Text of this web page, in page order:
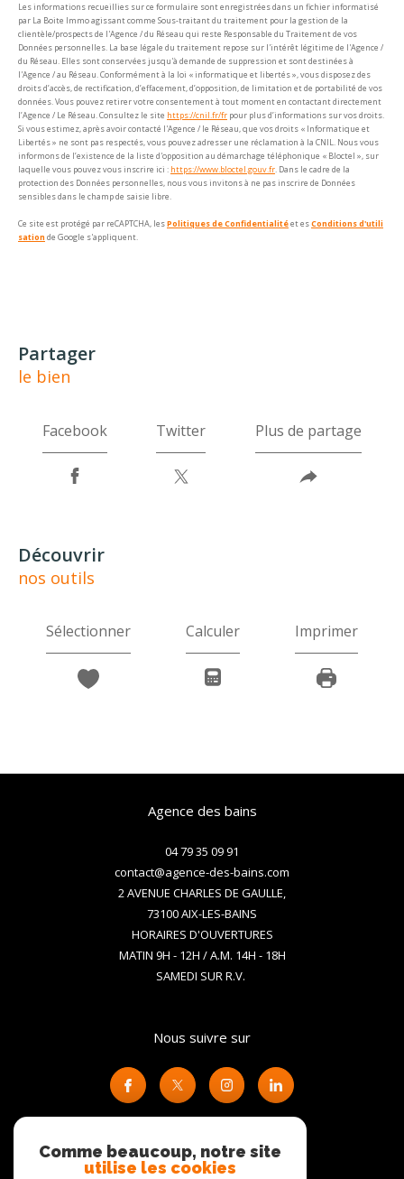
Les informations recueillies sur ce formulaire sont enregistrées dans un fichier informatisé
par La Boite Immo agissant comme Sous-traitant du traitement pour la gestion de la
clientèle/prospects de l'Agence / du Réseau qui reste Responsable du Traitement de vos
Données personnelles. La base légale du traitement repose sur l'intérêt légitime de l'Agence /
du Réseau. Elles sont conservées jusqu'à demande de suppression et sont destinées à
l'Agence / au Réseau. Conformément à la loi « informatique et libertés », vous disposez des
droits d’accès, de rectification, d’effacement, d’opposition, de limitation et de portabilité de vos
données. Vous pouvez retirer votre consentement à tout moment en contactant directement
l’Agence / Le Réseau. Consultez le site https://cnil.fr/fr pour plus d’informations sur vos droits.
Si vous estimez, après avoir contacté l'Agence / le Réseau, que vos droits « Informatique et
Libertés » ne sont pas respectés, vous pouvez adresser une réclamation à la CNIL. Nous vous
informons de l’existence de la liste d'opposition au démarchage téléphonique « Bloctel », sur
laquelle vous pouvez vous inscrire ici : https://www.bloctel.gouv.fr. Dans le cadre de la
protection des Données personnelles, nous vous invitons à ne pas inscrire de Données
sensibles dans le champ de saisie libre.
Ce site est protégé par reCAPTCHA, lesPolitiques de Confidentialitéet esConditions d'utili
sation de Google s'appliquent.
partager
le bien
Facebook Twitter Plus de partage
découvrir
nos outils
Sélectionner Calculer Imprimer
Agence des bains
04 79 35 09 91
contact@agence-des-bains.com
2 AVENUE CHARLES DE GAULLE,
73100
AIX-LES-BAINS
HORAIRES D'OUVERTURES
MATIN 9H - 12H / A.M. 14H - 18H
SAMEDI SUR R.V.
Nous suivre sur
Adhérents
Comme beaucoup, notre site
utilise les cookies